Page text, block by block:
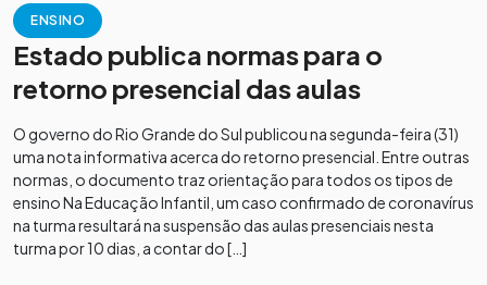
ENSINO
Estado publica normas para o
retorno presencial das aulas
O governo do Rio Grande do Sul publicou na segunda-feira (31)
uma nota informativa acerca do retorno presencial. Entre outras
normas, o documento traz orientação para todos os tipos de
ensino Na Educação Infantil, um caso confirmado de coronavírus
na turma resultará na suspensão das aulas presenciais nesta
turma por 10 dias, a contar do […]